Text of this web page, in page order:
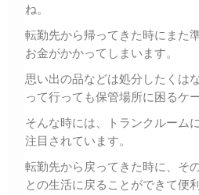
ね。
転勤先から帰ってきた時にまた
お金がかかってしまいます。
思い出の品などは処分したくは
って行っても保管場所に困るケ
そんな時には、トランクルーム
注目されています。
転勤先から戻ってきた時に、そ
との生活に戻ることができて便